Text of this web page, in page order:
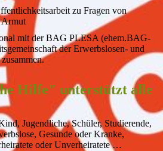
zu Fragen von
Armut
mit der BAG PLESA (ehem.BAG-
der Erwerbslosen- und
Hilfe" unterstützt alle
Jugendliche, Schüler, Studierende,
Gesunde oder Kranke,
oder Unverheiratete …